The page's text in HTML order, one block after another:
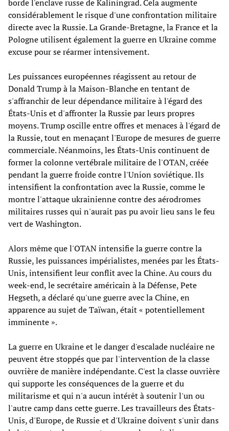
borde l'enclave russe de Kaliningrad. Cela augmente
considérablement le risque d'une confrontation militaire
directe avec la Russie. La Grande-Bretagne, la France et la
Pologne utilisent également la guerre en Ukraine comme
excuse pour se réarmer intensivement.
Les puissances européennes réagissent au retour de
Donald Trump à la Maison-Blanche en tentant de
s'affranchir de leur dépendance militaire à l'égard des
États-Unis et d'affronter la Russie par leurs propres
moyens. Trump oscille entre offres et menaces à l'égard de
la Russie, tout en menaçant l'Europe de mesures de guerre
commerciale. Néanmoins, les États-Unis continuent de
former la colonne vertébrale militaire de l'OTAN, créée
pendant la guerre froide contre l'Union soviétique. Ils
intensifient la confrontation avec la Russie, comme le
montre l'attaque ukrainienne contre des aérodromes
militaires russes qui n'aurait pas pu avoir lieu sans le feu
vert de Washington.
Alors même que l'OTAN intensifie la guerre contre la
Russie, les puissances impérialistes, menées par les États-
Unis, intensifient leur conflit avec la Chine. Au cours du
week-end, le secrétaire américain à la Défense, Pete
Hegseth, a déclaré qu'une guerre avec la Chine, en
apparence au sujet de Taïwan, était « potentiellement
imminente ».
La guerre en Ukraine et le danger d'escalade nucléaire ne
peuvent être stoppés que par l'intervention de la classe
ouvrière de manière indépendante. C'est la classe ouvrière
qui supporte les conséquences de la guerre et du
militarisme et qui n'a aucun intérêt à soutenir l'un ou
l'autre camp dans cette guerre. Les travailleurs des États-
Unis, d'Europe, de Russie et d'Ukraine doivent s'unir dans